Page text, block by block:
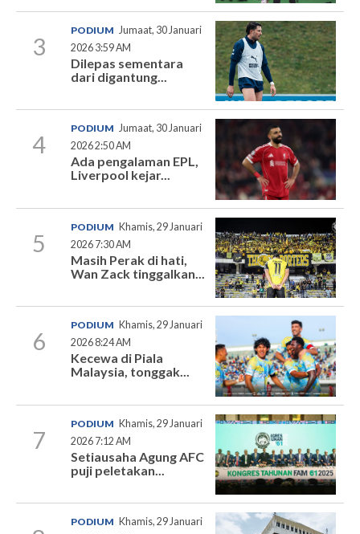
3
PODIUM Jumaat, 30 Januari
2026 3:59 AM
Dilepas sementara
dari digantung...
4
PODIUM Jumaat, 30 Januari
2026 2:50 AM
Ada pengalaman EPL,
Liverpool kejar...
5
PODIUM Khamis, 29 Januari
2026 7:30 AM
Masih Perak di hati,
Wan Zack tinggalkan...
6
PODIUM Khamis, 29 Januari
2026 8:24 AM
Kecewa di Piala
Malaysia, tonggak...
7
PODIUM Khamis, 29 Januari
2026 7:12 AM
Setiausaha Agung AFC
puji peletakan...
PODIUM Khamis, 29 Januari